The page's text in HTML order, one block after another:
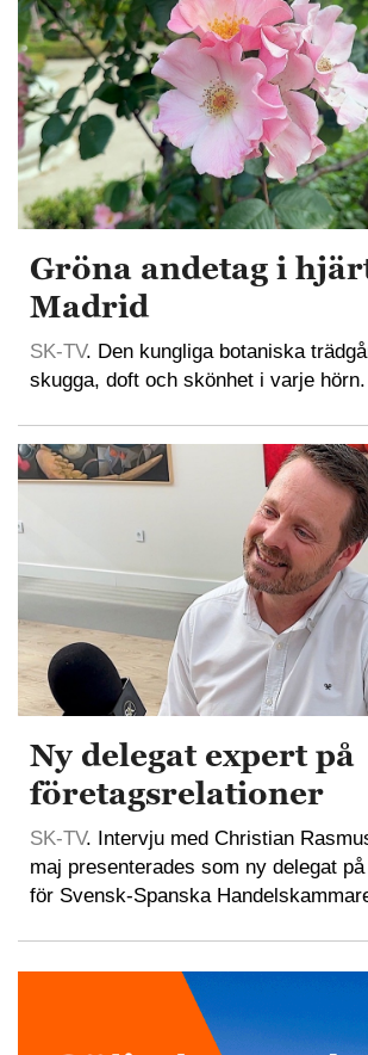
Gröna andetag i
Madrid
SK-TV. Den kungliga botaniska
skugga, doft och skönhet i varje hörn.
Ny delegat expert på
företagsrelationer
SK-TV. Intervju med Christian
maj presenterades som ny delegat
för Svensk-Spanska